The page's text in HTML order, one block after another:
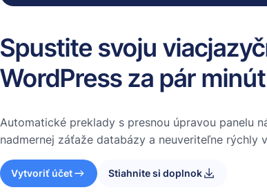
Spustite svoju
WordPress za pár minút
Automatické preklady s presnou úpravou panelu
nadmernej záťaže databázy a neuveriteľne rýchly
Vytvoriť účet Stiahnite si doplnok